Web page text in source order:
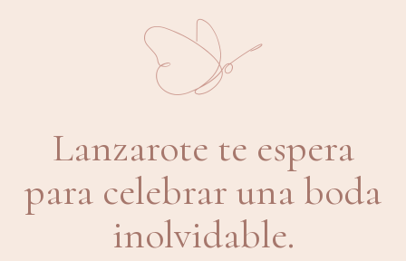
Lanzarote te espera
para celebrar una boda
inolvidable.